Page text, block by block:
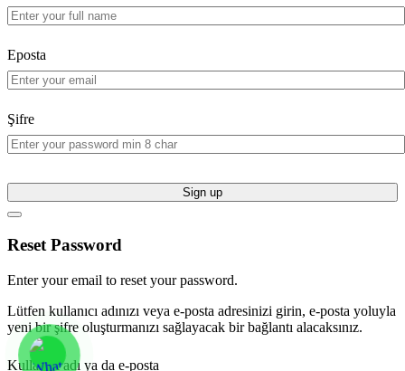
Eposta
Şifre
Sign up
Reset Password
Enter your email to reset your password.
Lütfen kullanıcı adınızı veya e-posta adresinizi girin, e-posta yoluyla
yeni bir şifre oluşturmanızı sağlayacak bir bağlantı alacaksınız.
Kullanıcı adı ya da e-posta